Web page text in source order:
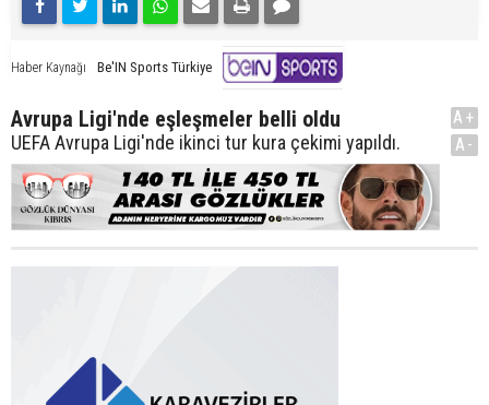
Haber Kaynağı Be'IN Sports Türkiye
Avrupa Ligi'nde eşleşmeler belli oldu
UEFA Avrupa Ligi'nde ikinci tur kura çekimi yapıldı.
A+
A-